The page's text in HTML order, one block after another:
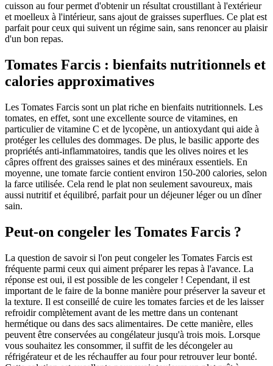
cuisson au four permet d'obtenir un résultat croustillant à l'extérieur
et moelleux à l'intérieur, sans ajout de graisses superflues. Ce plat est
parfait pour ceux qui suivent un régime sain, sans renoncer au plaisir
d'un bon repas.
Tomates Farcis : bienfaits nutritionnels et
calories approximatives
Les Tomates Farcis sont un plat riche en bienfaits nutritionnels. Les
tomates, en effet, sont une excellente source de vitamines, en
particulier de vitamine C et de lycopène, un antioxydant qui aide à
protéger les cellules des dommages. De plus, le basilic apporte des
propriétés anti-inflammatoires, tandis que les olives noires et les
câpres offrent des graisses saines et des minéraux essentiels. En
moyenne, une tomate farcie contient environ 150-200 calories, selon
la farce utilisée. Cela rend le plat non seulement savoureux, mais
aussi nutritif et équilibré, parfait pour un déjeuner léger ou un dîner
sain.
Peut-on congeler les Tomates Farcis ?
La question de savoir si l'on peut congeler les Tomates Farcis est
fréquente parmi ceux qui aiment préparer les repas à l'avance. La
réponse est oui, il est possible de les congeler ! Cependant, il est
important de le faire de la bonne manière pour préserver la saveur et
la texture. Il est conseillé de cuire les tomates farcies et de les laisser
refroidir complètement avant de les mettre dans un contenant
hermétique ou dans des sacs alimentaires. De cette manière, elles
peuvent être conservées au congélateur jusqu'à trois mois. Lorsque
vous souhaitez les consommer, il suffit de les décongeler au
réfrigérateur et de les réchauffer au four pour retrouver leur bonté.